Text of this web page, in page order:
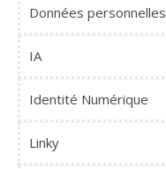
Données personnelles
IA
Identité Numérique
Linky